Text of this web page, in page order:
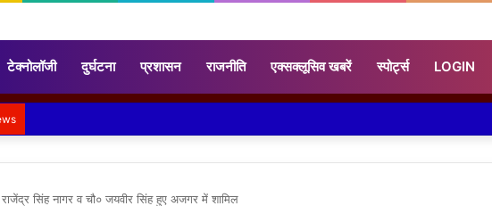
टेक्नोलॉजी दुर्घटना प्रशासन राजनीति एक्सक्लूसिव खबरें स्पोर्ट्स LOGIN
राजेंद्र सिंह नागर व चौ० जयवीर सिंह हुए अजगर में शामिल